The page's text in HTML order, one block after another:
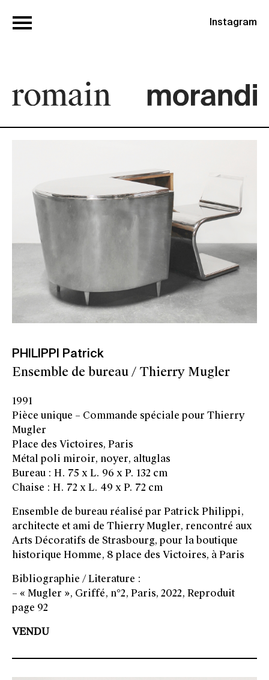
Instagram
PHILIPPI Patrick
Ensemble de bureau / Thierry Mugler
1991
Pièce unique – Commande spéciale pour Thierry
Mugler
Place des Victoires, Paris
Métal poli miroir, noyer, altuglas
Bureau : H. 75 x L. 96 x P. 132 cm
Chaise : H. 72 x L. 49 x P. 72 cm
Ensemble de bureau réalisé par Patrick Philippi,
architecte et ami de Thierry Mugler, rencontré aux
Arts Décoratifs de Strasbourg, pour la boutique
historique Homme, 8 place des Victoires, à Paris
Bibliographie / Literature :
– « Mugler », Griffé, n°2, Paris, 2022, Reproduit
page 92
VENDU